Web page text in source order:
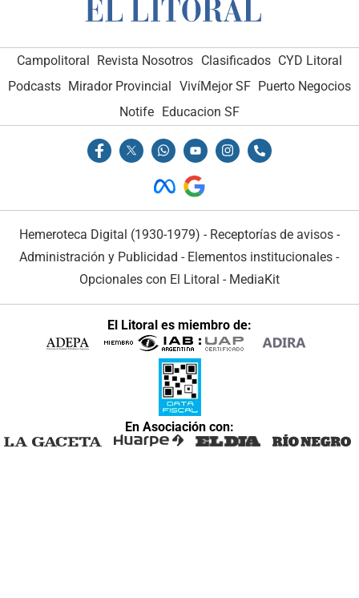
Campolitoral Revista Nosotros Clasificados CYD Litoral
Podcasts Mirador Provincial VivíMejor SF Puerto Negocios
Notife Educacion SF
Hemeroteca Digital (1930-1979) - Receptorías de avisos -
Administración y Publicidad - Elementos institucionales -
Opcionales con El Litoral - MediaKit
El Litoral es miembro de:
En Asociación con: